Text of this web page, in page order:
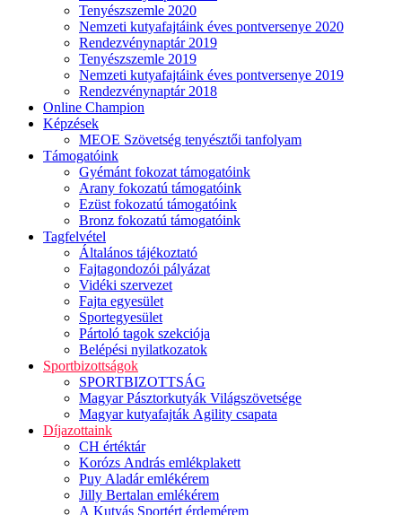
Tenyészszemle 2020
Nemzeti kutyafajtáink éves pontversenye 2020
Rendezvénynaptár 2019
Tenyészszemle 2019
Nemzeti kutyafajtáink éves pontversenye 2019
Rendezvénynaptár 2018
Online Champion
Képzések
MEOE Szövetség tenyésztői tanfolyam
Támogatóink
Gyémánt fokozat támogatóink
Arany fokozatú támogatóink
Ezüst fokozatú támogatóink
Bronz fokozatú támogatóink
Tagfelvétel
Általános tájékoztató
Fajtagondozói pályázat
Vidéki szervezet
Fajta egyesület
Sportegyesület
Pártoló tagok szekciója
Belépési nyilatkozatok
Sportbizottságok
SPORTBIZOTTSÁG
Magyar Pásztorkutyák Világszövetsége
Magyar kutyafajták Agility csapata
Díjazottaink
CH értéktár
Korózs András emlékplakett
Puy Aladár emlékérem
Jilly Bertalan emlékérem
A Kutyás Sportért érdemérem